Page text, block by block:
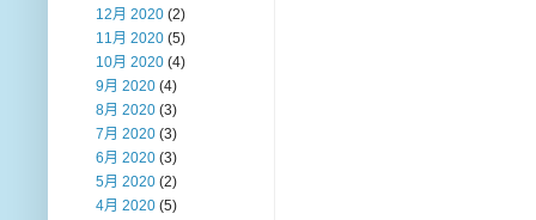
12月 2020 (2)
11月 2020 (5)
10月 2020 (4)
9月 2020 (4)
8月 2020 (3)
7月 2020 (3)
6月 2020 (3)
5月 2020 (2)
4月 2020 (5)